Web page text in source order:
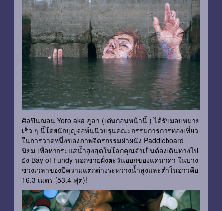
ศิลปินฌอน Yoro aka ฮูลา (เด่นก่อนหน้านี้ ) ได้รับมอบหมาย
เร็ว ๆ นี้โดยนักบุญจอห์นนิวบรุนคณะกรรมการการท่องเที่ยว
ในการวาดหนึ่งของภาพจิตรกรรมฝาผนัง Paddleboard
นิยม เพื่อหากระแสน้ำสูงสุดในโลกคุณจำเป็นต้องเดินทางไป
ยัง Bay of Fundy นอกชายฝั่งตะวันออกของแคนาดา ในบาง
ช่วงเวลาของปีความแตกต่างระหว่างน้ำสูงและต่ำในอ่าวคือ
16.3 เมตร (53.4 ฟุต)!